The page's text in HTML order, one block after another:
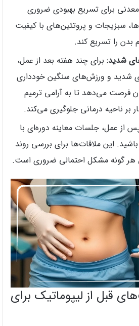
برای تسریع بهبودی ضروری
سبزیجات و پروتئین‌های با کیفیت
بدن را تسریع کند.
شدید: برای چند هفته بعد از عمل،
شدید و ورزش‌های سنگین خودداری
فرصت می‌دهد تا به آرامی ترمیم
بر ناحیه درمانی جلوگیری می‌کند.
از عمل، جلسات معاینه دوره‌ای با
این ملاقات‌ها برای بررسی روند
گونه مشکل احتمالی ضروری است.
قبل از لیپوماتیک برای